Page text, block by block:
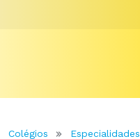
Colégios Especialidades